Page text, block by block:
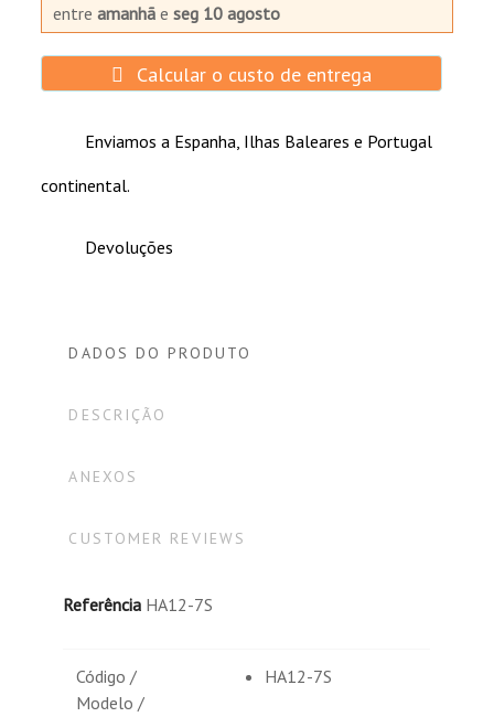
entreamanhã eseg 10 agosto
Calcular o custo de entrega
Enviamos a Espanha, Ilhas Baleares e Portugal
continental.
Devoluções
DADOS DO PRODUTO
DESCRIÇÃO
ANEXOS
CUSTOMER REVIEWS
Referência HA12-7S
Código /
Modelo /
HA12-7S
Ya hemos comprado en varias ocasiones y
nunca nos ha defraudado.
Comprador Verificado
Comprador Verificado
MOSTRAR MÁS OPINIONES